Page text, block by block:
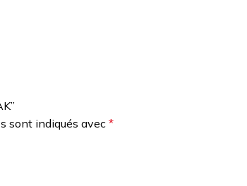
sont indiqués avec *